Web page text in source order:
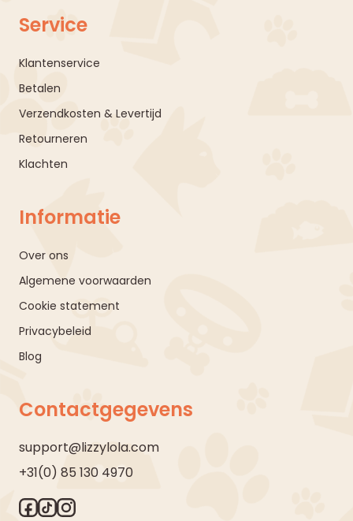
Service
Klantenservice
Betalen
Verzendkosten & Levertijd
Retourneren
Klachten
Informatie
Over ons
Algemene voorwaarden
Cookie statement
Privacybeleid
Blog
Contactgegevens
support@lizzylola.com
+31(0) 85 130 4970